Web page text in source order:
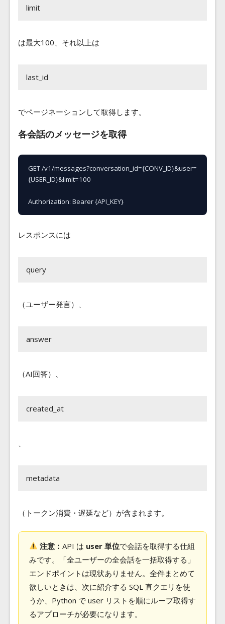
limit
は最大100、それ以上は
last_id
でページネーションして取得します。
各会話のメッセージを取得
GET /v1/messages?conversation_id={CONV_ID}&user=
{USER_ID}&limit=100
Authorization: Bearer {API_KEY}
レスポンスには
query
（ユーザー発言）、
answer
（AI回答）、
created_at
、
metadata
（トークン消費・遅延など）が含まれます。
注意：API は user 単位で会話を取得する仕組
みです。「全ユーザーの全会話を一括取得する」
エンドポイントは現状ありません。全件まとめて
欲しいときは、次に紹介する SQL 直クエリを使
うか、Python で user リストを順にループ取得す
るアプローチが必要になります。